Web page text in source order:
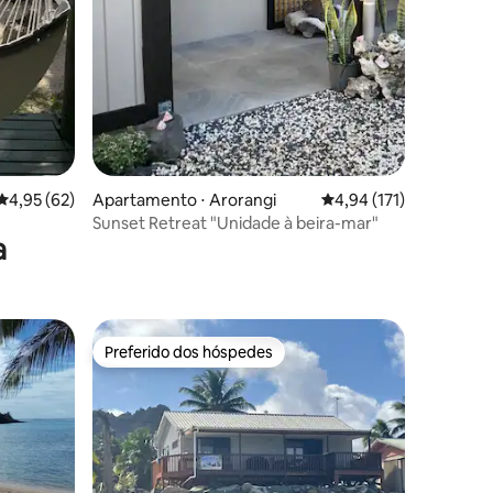
de uma avaliação média de 5, 62 avaliações
4,95 (62)
Apartamento ⋅ Arorangi 4,94 de uma avaliação
4,94 (171)
Sunset Retreat "Unidade à beira-mar"
Preferido dos hóspedes
Preferido dos hóspedes